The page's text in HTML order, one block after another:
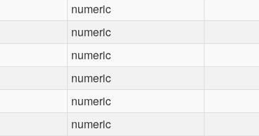
numeric
numeric
numeric
numeric
numeric
numeric